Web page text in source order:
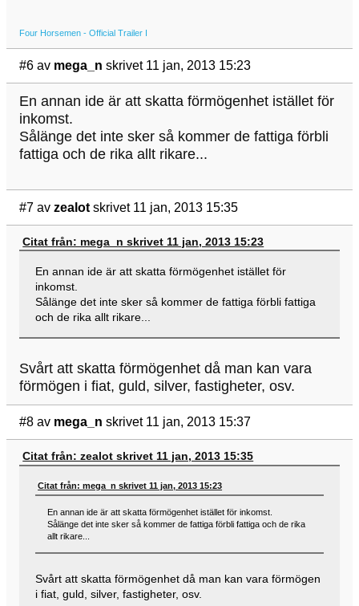
Four Horsemen - Official Trailer I
#6 av mega_n skrivet 11 jan, 2013 15:23
En annan ide är att skatta förmögenhet istället för
inkomst.
Sålänge det inte sker så kommer de fattiga förbli
fattiga och de rika allt rikare...
#7 av zealot skrivet 11 jan, 2013 15:35
Citat från: mega_n skrivet 11 jan, 2013 15:23
En annan ide är att skatta förmögenhet istället för
inkomst.
Sålänge det inte sker så kommer de fattiga förbli fattiga
och de rika allt rikare...
Svårt att skatta förmögenhet då man kan vara
förmögen i fiat, guld, silver, fastigheter, osv.
#8 av mega_n skrivet 11 jan, 2013 15:37
Citat från: zealot skrivet 11 jan, 2013 15:35
Citat från: mega_n skrivet 11 jan, 2013 15:23
En annan ide är att skatta förmögenhet istället för inkomst.
Sålänge det inte sker så kommer de fattiga förbli fattiga och de rika
allt rikare...
Svårt att skatta förmögenhet då man kan vara förmögen
i fiat, guld, silver, fastigheter, osv.